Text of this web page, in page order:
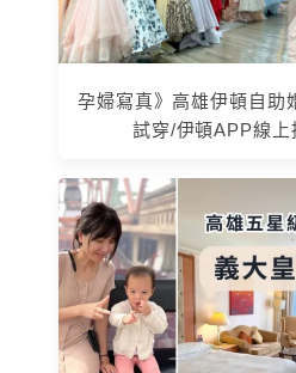
孕婦寫真》高雄伊頓自助
試穿/伊頓APP線上